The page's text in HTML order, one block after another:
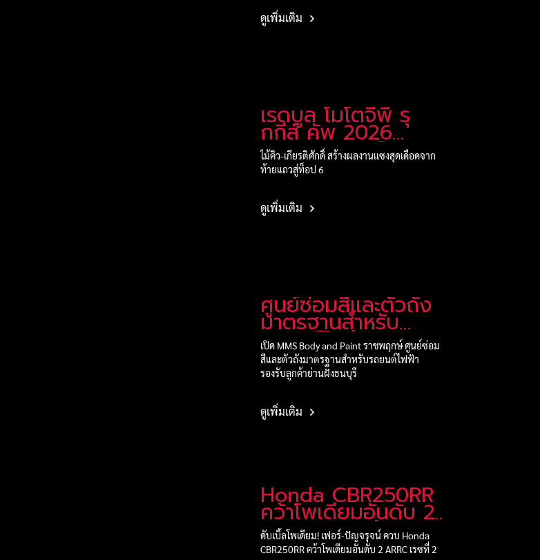
ดูเพิ่มเติม
เรดบูล โมโตจีพี รุ
กกีส์ คัพ 2026
สนาม 3 มูเจลโล ราว
ด์
ไม้คิว-เกียรติศักดิ์ สร้างผลงานแซงสุดเดือดจาก
ท้ายแถวสู่ท็อป 6
ดูเพิ่มเติม
ศูนย์ซ่อมสีและตัวถัง
มาตรฐานสำหรับ
รถยนต์ไฟฟ้า
เปิด MMS Body and Paint ราชพฤกษ์ ศูนย์ซ่อม
สีและตัวถังมาตรฐานสำหรับรถยนต์ไฟฟ้า
รองรับลูกค้าย่านฝั่งธนบุรี
ดูเพิ่มเติม
Honda CBR250RR
คว้าโพเดียมอันดับ 2
ARRC สนามช้าง
ดับเบิ้ลโพเดียม! เฟอร์-ปัญจรุจน์ ควบ Honda
CBR250RR คว้าโพเดียมอันดับ 2 ARRC เรซที่ 2